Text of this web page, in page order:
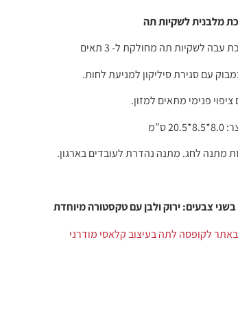
מלבנית לשקיות תה
לשקיות תה מחולקת ל- 3 תאים
עם סגירת סיליקון למניעת לחות.
פנימי מתאים למזון.
ס”מ
מתנה לחג. מתנה נהדרת לעובדים בארגון.
בשני צבעים: ירוק ולבן עם טקסטורה מיוחדת
לקופסה לתה בעיצוב קלאסי מודרני